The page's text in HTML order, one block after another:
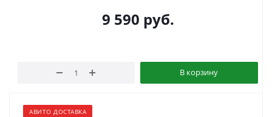
9 590 руб.
В корзину
АВИТО ДОСТАВКА